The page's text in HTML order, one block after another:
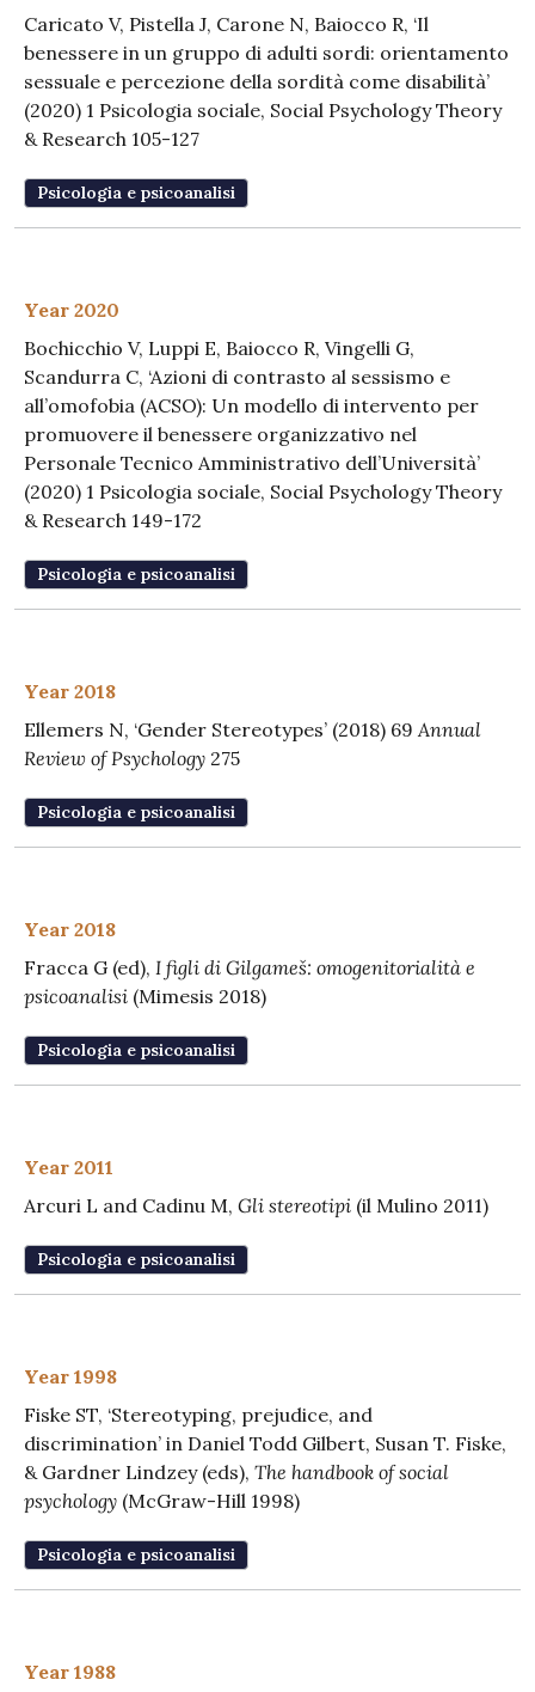
Caricato V, Pistella J, Carone N, Baiocco R, ‘Il
benessere in un gruppo di adulti sordi: orientamento
sessuale e percezione della sordità come disabilità’
(2020) 1 Psicologia sociale, Social Psychology Theory
& Research 105-127
Psicologia e psicoanalisi
Year 2020
Bochicchio V, Luppi E, Baiocco R, Vingelli G,
Scandurra C, ‘Azioni di contrasto al sessismo e
all’omofobia (ACSO): Un modello di intervento per
promuovere il benessere organizzativo nel
Personale Tecnico Amministrativo dell’Università’
(2020) 1 Psicologia sociale, Social Psychology Theory
& Research 149-172
Psicologia e psicoanalisi
Year 2018
Ellemers N, ‘Gender Stereotypes’ (2018) 69Annual
Review of Psychology 275
Psicologia e psicoanalisi
Year 2018
Fracca G (ed), I figli di Gilgameš: omogenitorialità e
psicoanalisi (Mimesis 2018)
Psicologia e psicoanalisi
Year 2011
Arcuri L and Cadinu M, Gli stereotipi (il Mulino 2011)
Psicologia e psicoanalisi
Year 1998
Fiske ST, ‘Stereotyping, prejudice, and
discrimination’ in Daniel Todd Gilbert, Susan T. Fiske,
& Gardner Lindzey (eds), The handbook of social
psychology (McGraw-Hill 1998)
Psicologia e psicoanalisi
Year 1988